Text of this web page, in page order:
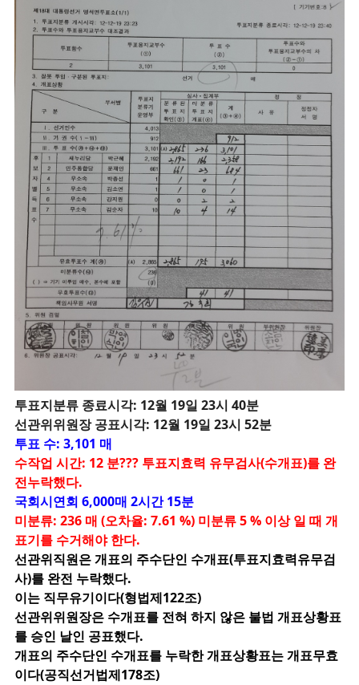
투표지분류 종료시각: 12월 19일 23시 40분
선관위위원장 공표시각: 12월 19일 23시 52분
투표 수: 3,101 매
수작업 시간: 12 분??? 투표지효력 유무검사(수개표)를 완
전누락했다.
국회시연회 6,000매 2시간 15분
미분류: 236 매 (오차율: 7.61 %) 미분류 5 % 이상 일 때 개
표기를 수거해야 한다.
선관위직원은 개표의 주수단인 수개표(투표지효력유무검
사)를 완전 누락했다.
이는 직무유기이다(형법제122조)
선관위위원장은 수개표를 전혀 하지 않은 불법 개표상황표
를 승인 날인 공표했다.
개표의 주수단인 수개표를 누락한 개표상황표는 개표무효
이다(공직선거법제178조)